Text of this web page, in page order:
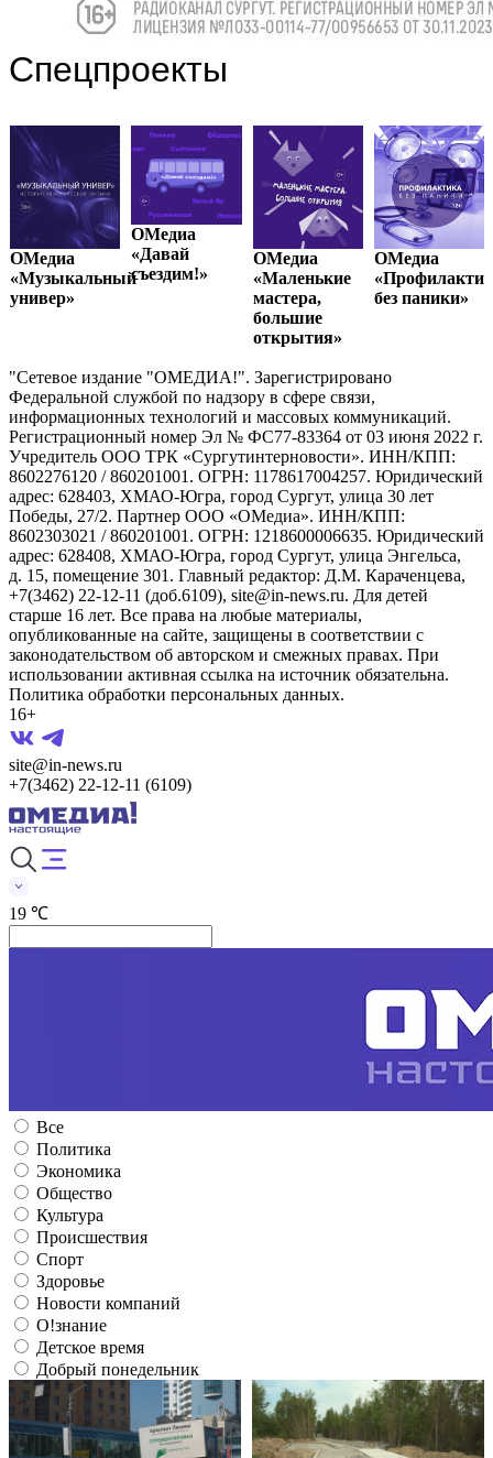
Спецпроекты
ОМедиа
«Давай
съездим!»
ОМедиа
«Маленькие
мастера,
большие
открытия»
ОМедиа
«Профилактика
без паники»
"Сетевое издание "ОМЕДИА!". Зарегистрировано
Федеральной службой по надзору в сфере связи,
информационных технологий и массовых коммуникаций.
Регистрационный номер Эл № ФС77-83364 от 03 июня 2022 г.
Учредитель ООО ТРК «Сургутинтерновости». ИНН/КПП:
8602276120 / 860201001. ОГРН: 1178617004257. Юридический
адрес: 628403, ХМАО-Югра, город Сургут, улица 30 лет
Победы, 27/2. Партнер ООО «ОМедиа». ИНН/КПП:
8602303021 / 860201001. ОГРН: 1218600006635. Юридический
адрес: 628408, ХМАО-Югра, город Сургут, улица Энгельса,
д. 15, помещение 301. Главный редактор: Д.М. Караченцева,
+7(3462) 22-12-11 (доб.6109), site@in-news.ru. Для детей
старше 16 лет. Все права на любые материалы,
опубликованные на сайте, защищены в соответствии с
законодательством об авторском и смежных правах. При
использовании активная ссылка на источник обязательна.
Политика обработки персональных данных.
16+
site@in-news.ru
+7(3462) 22-12-11 (6109)
19 ℃
Все
Политика
Экономика
Общество
Культура
Происшествия
Спорт
Здоровье
Новости компаний
О!знание
Детское время
Добрый понедельник